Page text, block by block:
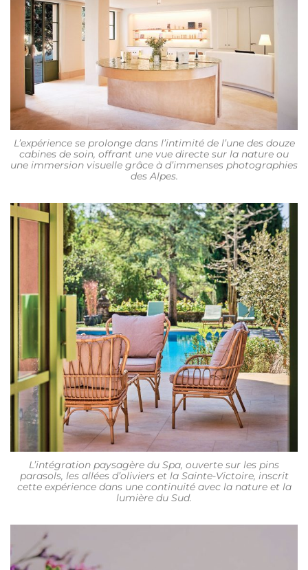
L’expérience se prolonge dans l’intimité de l’une des douze
cabines de soin, offrant une vue directe sur la nature ou
une immersion visuelle grâce à d’immenses photographies
des Alpes.
L’intégration paysagère du Spa, ouverte sur les pins
parasols, les allées d’oliviers et la Sainte-Victoire, inscrit
cette expérience dans une continuité avec la nature et la
lumière du Sud.